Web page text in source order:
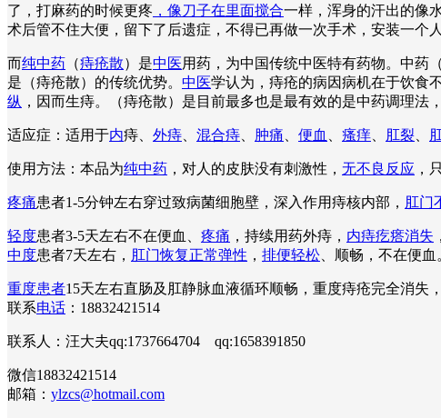
了，打麻药的时候更疼 ，像刀子在里面搅合一样，浑身的汗出的像
术后管不住大便，留下了后遗症，不得已再做一次手术，安装一个
而纯中药 （痔疮散）是中医用药，为中国传统中医特有药物。中药（
是（痔疮散）的传统优势。 中医学认为，痔疮的病因病机在于饮食不
纵 ，因而生痔。（痔疮散）是目前最多也是最有效的是中药调理法
适应症：适用于内痔、 外痔 混合痔 肿痛 便血 瘙痒 肛裂
使用方法：本品为纯中药 ，对人的皮肤没有刺激性， 无不良反应 ，
疼痛患者1-5分钟左右穿过致病菌细胞壁，深入作用痔核内部， 肛门
轻度患者3-5天左右不在便血、 疼痛 ，持续用药外痔， 内痔疙瘩消失 ，
中度患者7天左右， 肛门恢复正常弹性 ， 排便轻松 、顺畅，不在便
重度患者15天左右直肠及肛静脉血液循环顺畅，重度痔疮完全消失
联系电话 ：18832421514
联系人：汪大夫qq:1737664704 qq:1658391850
微信18832421514
邮箱： ylzcs@hotmail.com